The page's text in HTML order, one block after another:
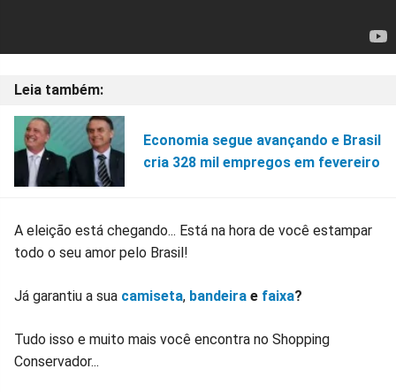
Economia segue avançando e Brasil
cria 328 mil empregos em fevereiro
A eleição está chegando... Está na hora de você estampar
todo o seu amor pelo Brasil!
Já garantiu a sua camiseta, bandeira e faixa?
Tudo isso e muito mais você encontra no Shopping
Conservador...